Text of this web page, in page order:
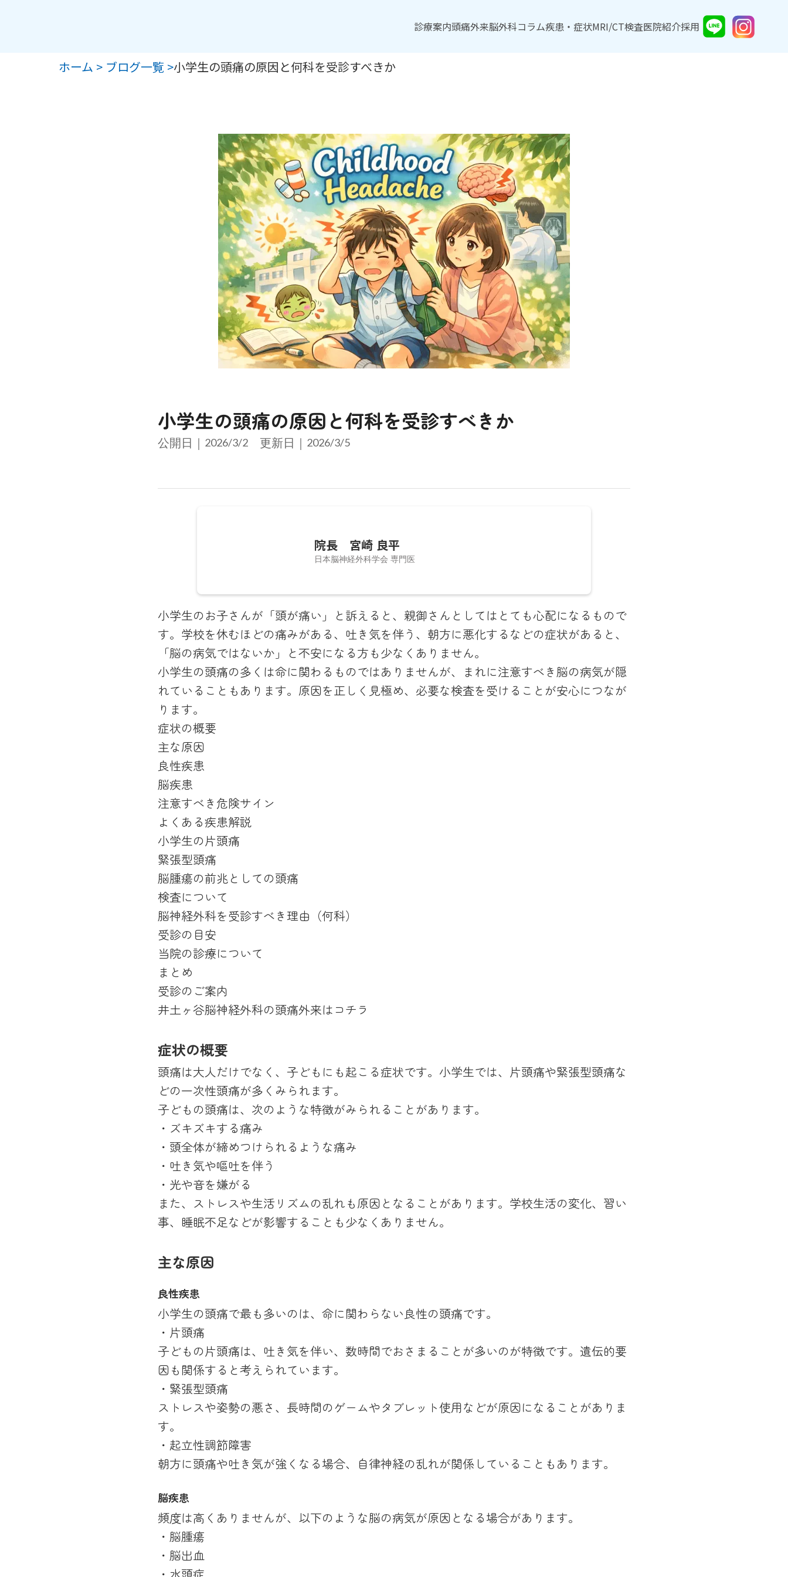
診療案内頭痛外来脳外科コラム疾患・症状MRI/CT検査医院紹介採用
診療案内頭痛外来脳外科コラム疾患・症状MRI/CT検査医院紹介採用
ホーム > ブログ一覧 >小学生の頭痛の原因と何科を受診すべきか
公開日｜ 2026/3/2 更新日｜ 2026/3/5
小学生の頭痛の原因と何科を受診すべきか
院長 宮崎 良平
日本脳神経外科学会 専門医
脳神経外科医としての経験をもとに、手術だけでなく、患者さんとの対
話を重ねて最適な医療へつなぐことを大切に開業しました。とくに働く
世代の支障となりやすい片頭痛をはじめとする頭痛診療に注力し、
MRI・CTによる即日検査で、皆さまの不安を迅速に解消できるよう努め
ています。「誠実に、優しさをもって、病気だけでなく人を診る」を理
念としています。
小学生のお子さんが「頭が痛い」と訴えると、親御さんとしてはとても心配になるもので
す。学校を休むほどの痛みがある、吐き気を伴う、朝方に悪化するなどの症状があると、
「脳の病気ではないか」と不安になる方も少なくありません。
小学生の頭痛の多くは命に関わるものではありませんが、まれに注意すべき脳の病気が隠
れていることもあります。原因を正しく見極め、必要な検査を受けることが安心につなが
ります。
症状の概要
主な原因
良性疾患
脳疾患
注意すべき危険サイン
よくある疾患解説
小学生の片頭痛
緊張型頭痛
脳腫瘍の前兆としての頭痛
検査について
脳神経外科を受診すべき理由（何科）
受診の目安
当院の診療について
まとめ
受診のご案内
井土ヶ谷脳神経外科の頭痛外来はコチラ
症状の概要
頭痛は大人だけでなく、子どもにも起こる症状です。小学生では、片頭痛や緊張型頭痛な
どの一次性頭痛が多くみられます。
子どもの頭痛は、次のような特徴がみられることがあります。
・ズキズキする痛み
・頭全体が締めつけられるような痛み
・吐き気や嘔吐を伴う
・光や音を嫌がる
また、ストレスや生活リズムの乱れも原因となることがあります。学校生活の変化、習い
事、睡眠不足などが影響することも少なくありません。
主な原因
良性疾患
小学生の頭痛で最も多いのは、命に関わらない良性の頭痛です。
・片頭痛
子どもの片頭痛は、吐き気を伴い、数時間でおさまることが多いのが特徴です。遺伝的要
因も関係すると考えられています。
・緊張型頭痛
ストレスや姿勢の悪さ、長時間のゲームやタブレット使用などが原因になることがありま
す。
・起立性調節障害
朝方に頭痛や吐き気が強くなる場合、自律神経の乱れが関係していることもあります。
脳疾患
頻度は高くありませんが、以下のような脳の病気が原因となる場合があります。
・脳腫瘍
・脳出血